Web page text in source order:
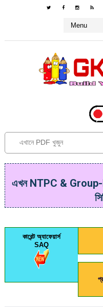
এখন NTPC &
কারেন্ট অ্যাফেয়ার্স
SAQ